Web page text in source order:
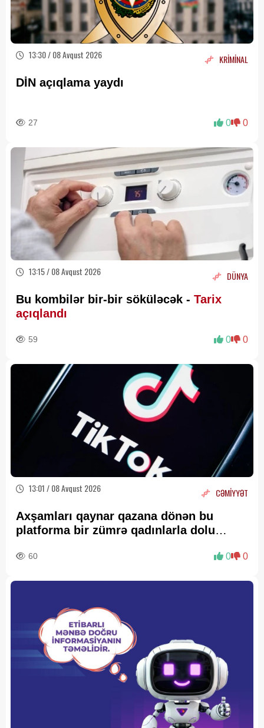
13:30 / 08 Avqust 2026 KRİMİNAL
DİN açıqlama yaydı
27 0 0
13:15 / 08 Avqust 2026 DÜNYA
Bu kombilər bir-bir söküləcək - Tarix
açıqlandı
59 0 0
13:01 / 08 Avqust 2026 CƏMİYYƏT
Axşamları qaynar qazana dönən bu
platforma bir zümrə qadınlarla dolu
60 0 0